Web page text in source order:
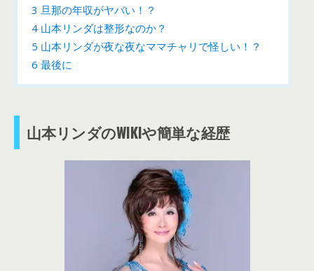
3 旦那の年収がヤバい！？
4 山本リンダは整形なのか？
5 山本リンダが夜な夜なママチャリで怪しい！？
6 最後に
山本リンダのWIKIや簡単な経歴